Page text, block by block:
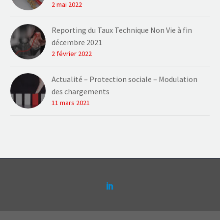
2 mai 2022
Reporting du Taux Technique Non Vie à fin
décembre 2021
2 février 2022
Actualité – Protection sociale – Modulation
des chargements
11 mars 2021